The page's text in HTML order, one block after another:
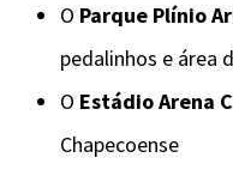
O Parque Plínio
pedalinhos e área
O Estádio Arena
Chapecoense